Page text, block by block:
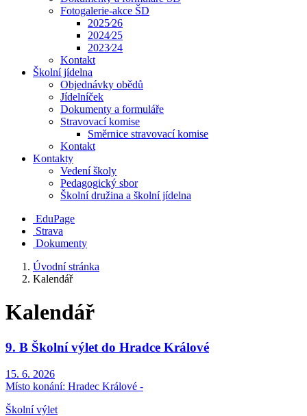
Fotogalerie-akce ŠD
2025⁄26
2024⁄25
2023⁄24
Kontakt
Školní jídelna
Objednávky obědů
Jídelníček
Dokumenty a formuláře
Stravovací komise
Směrnice stravovací komise
Kontakt
Kontakty
Vedení školy
Pedagogický sbor
Školní družina a školní jídelna
EduPage
Strava
Dokumenty
Úvodní stránka
Kalendář
Kalendář
9. B Školní výlet do Hradce Králové
15. 6. 2026
Místo konání: Hradec Králové -
Školní výlet